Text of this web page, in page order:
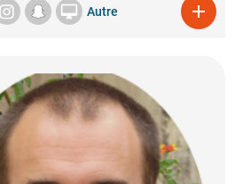
 Autre 